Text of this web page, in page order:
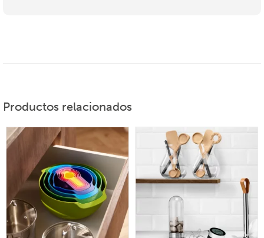
Productos relacionados